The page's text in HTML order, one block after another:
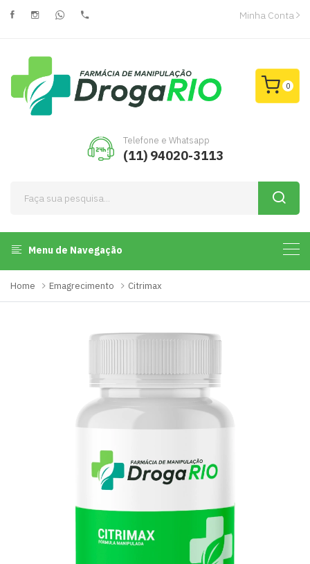
Minha Conta
Telefone e Whatsapp
(11) 94020-3113
0
Menu de Navegação
Home Emagrecimento Citrimax